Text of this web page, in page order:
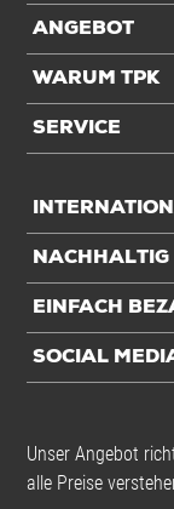
ANGEBOT
WARUM TPK
SERVICE
NACHHALTIG
EINFACH
SOCIAL
Unser Angebot
alle Preise